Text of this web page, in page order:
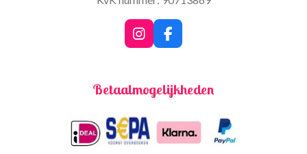
I
n
a
r
a
m
F
a
b
k
Betaalmogelijkheden